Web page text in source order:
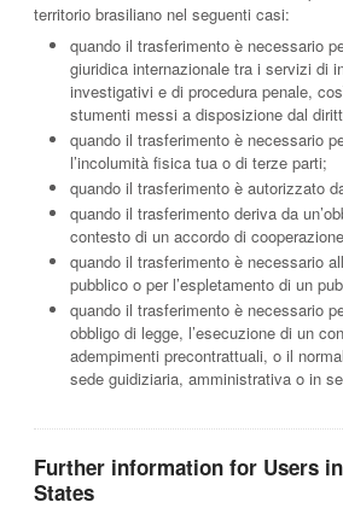
territorio brasiliano nel seguenti casi:
quando il trasferimento è necessario
giuridica internazionale tra i servizi di
investigativi e di procedura penale,
stumenti messi a disposizione dal
quando il trasferimento è necessario
l’incolumità fisica tua o di terze parti;
quando il trasferimento è autorizzato
quando il trasferimento deriva da
contesto di un accordo di
quando il trasferimento è necessario
pubblico o per l’espletamento di un
quando il trasferimento è necessario
obbligo di legge, l’esecuzione di un
adempimenti precontrattuali, o il
sede guidiziaria, amministrativa o in
Further information for Users
States